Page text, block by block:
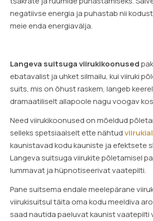
negatiivse energia ja puhastab nii
meie enda energiavälja.
Langeva suitsuga viirukikoonused
ebatavalist ja uhket silmailu, kui viiruki
suits, mis on õhust raskem, langeb
dramaatiliselt allapoole nagu voogav
Need viirukikoonused on mõeldud
selleks spetsiaalselt ette nähtud
kaunistavad kodu kauniste ja efektsete
Langeva suitsuga viirukite põletamisel
lummavat ja hüpnotiseerivat vaatepilti.
Pane suitsema endale meelepärane
viirukisuitsul täita oma kodu meeldiva
saad nautida paeluvat kaunist